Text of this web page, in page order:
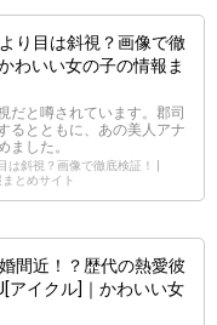
り目は斜視？画像で徹
わいい女の子の情報ま
だと噂されています。郡司
るとともに、あの美人アナ
ました。
斜視？画像で徹底検証！ |
とめサイト
間近！？歴代の熱愛彼
アイクル]｜かわいい女